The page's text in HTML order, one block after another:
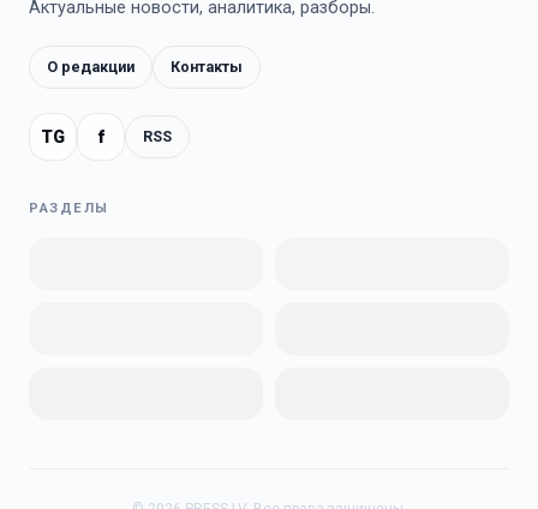
Актуальные новости, аналитика, разборы.
О редакции Контакты
TG f RSS
РАЗДЕЛЫ